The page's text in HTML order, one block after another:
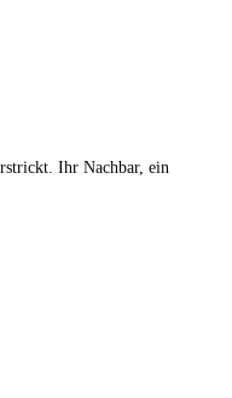
Ihr Nachbar, ein